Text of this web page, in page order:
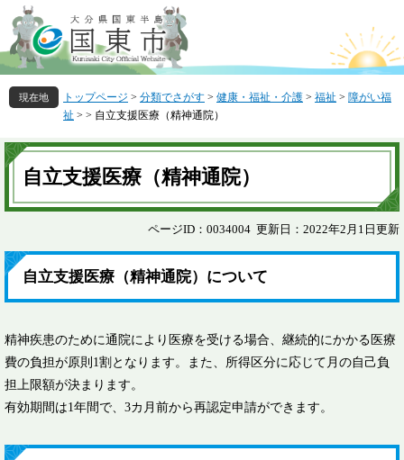
ー
ジ
の
先
頭
す
。
ニ
ュ
ー
を
飛
し
て
トップページ > 分類でさがす > 健康・福祉・介護 > 福祉 > 障がい福
祉 > > 自立支援医療（精神通院）
本
文
自立支援医療（精神通院）
ページID：0034004 更新日：2022年2月1日更新
自立支援医療（精神通院）について
精神疾患のために通院により医療を受ける場合、継続的にかかる医療
費の負担が原則1割となります。また、所得区分に応じて月の自己負
担上限額が決まります。
有効期間は1年間で、3カ月前から再認定申請ができます。